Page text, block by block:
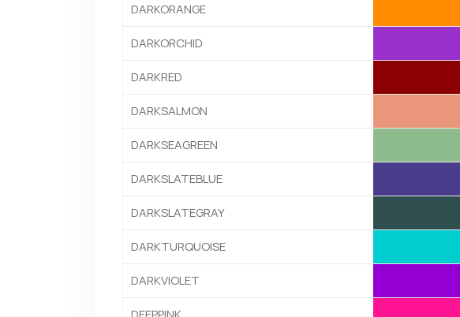
DARKORANGE
DARKORCHID
DARKRED
DARKSALMON
DARKSEAGREEN
DARKSLATEBLUE
DARKSLATEGRAY
DARKTURQUOISE
DARKVIOLET